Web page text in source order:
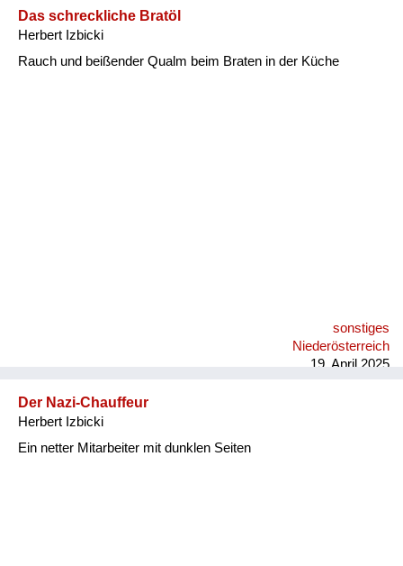
Das schreckliche Bratöl
Herbert Izbicki
Rauch und beißender Qualm beim Braten in der Küche
sonstiges
Niederösterreich
19. April 2025
Der Nazi-Chauffeur
Herbert Izbicki
Ein netter Mitarbeiter mit dunklen Seiten